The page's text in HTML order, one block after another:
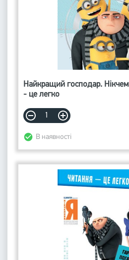
Найкращий господар.
- це легко
В наявності